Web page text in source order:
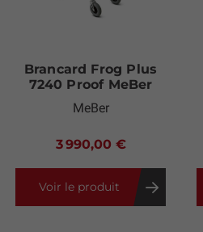
Brancard Frog Plus
7240 Proof MeBer
MeBer
3 990,00 €
Voir le produit